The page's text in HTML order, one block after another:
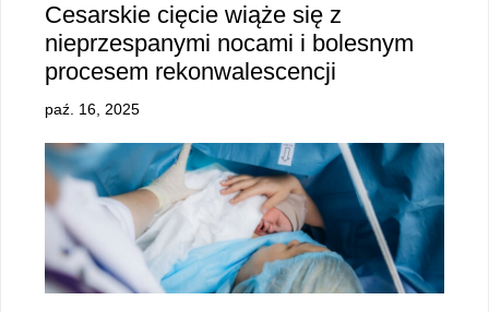
Cesarskie cięcie wiąże się z
nieprzespanymi nocami i bolesnym
procesem rekonwalescencji
paź. 16, 2025